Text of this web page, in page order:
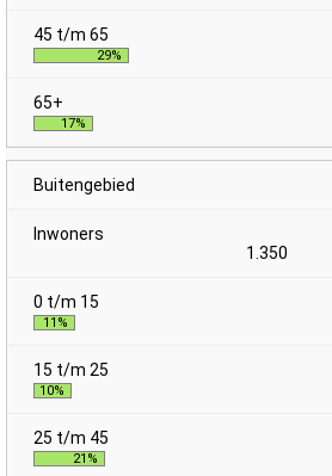
29%
17%
Buitengebied
1.350
11%
10%
21%